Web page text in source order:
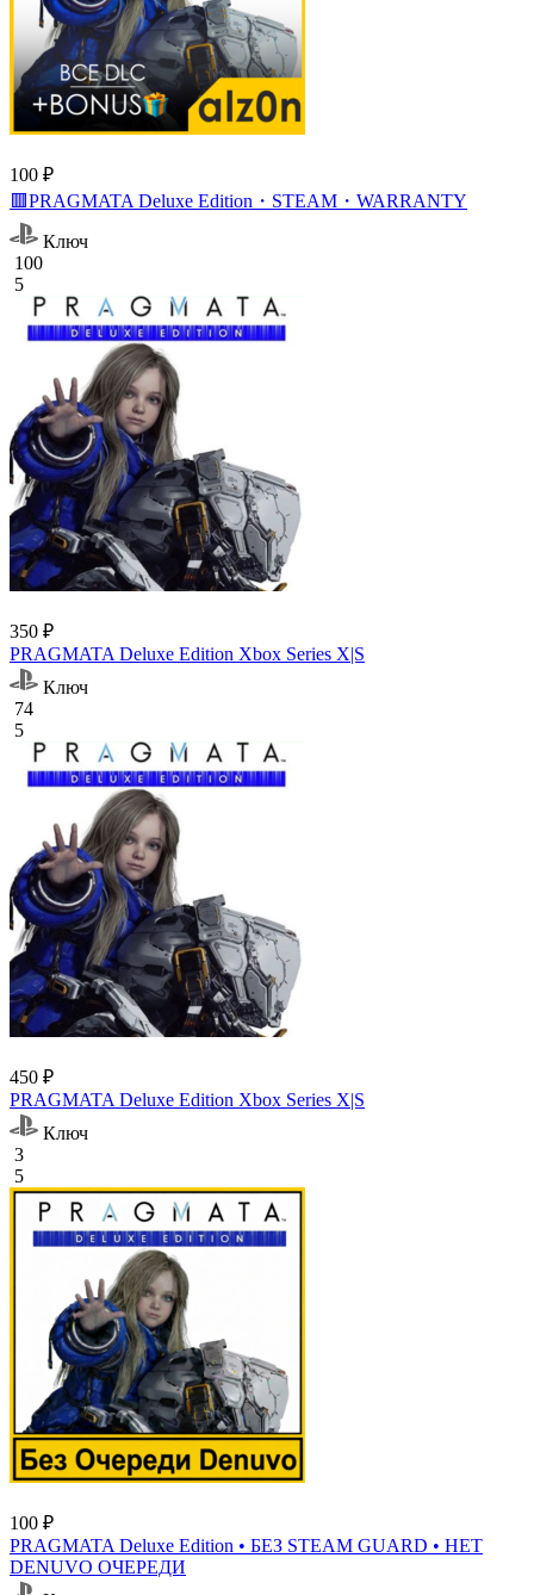
100 ₽
🟥PRAGMATA Deluxe Edition・STEAM・WARRANTY
Ключ
100
5
350 ₽
PRAGMATA Deluxe Edition Xbox Series X|S
Ключ
74
5
450 ₽
PRAGMATA Deluxe Edition Xbox Series X|S
Ключ
3
5
100 ₽
PRAGMATA Deluxe Edition • БЕЗ STEAM GUARD • НЕТ
DENUVO ОЧЕРЕДИ